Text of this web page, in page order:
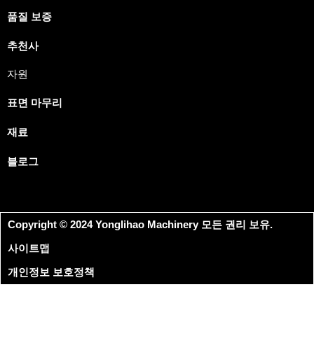
품질 보증
추천사
자원
표면 마무리
재료
블로그
Copyright © 2024 Yonglihao Machinery 모든 권리 보유.
사이트맵
개인정보 보호정책